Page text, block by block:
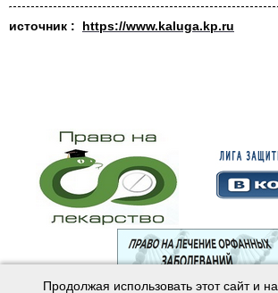
источник : https://www.kaluga.kp.ru
Продолжая использовать этот сайт и